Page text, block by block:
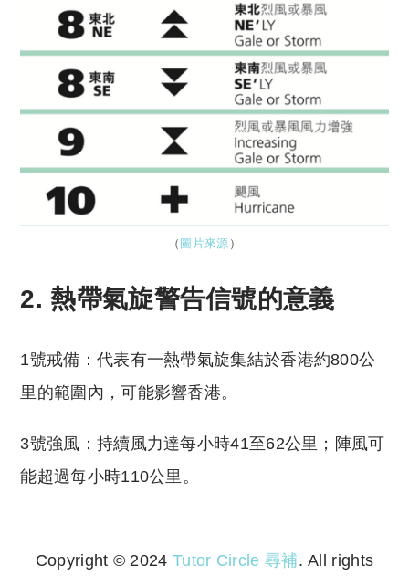
（ 圖片來源 ）
2. 熱帶氣旋警告信號的意義
1號戒備：代表有一熱帶氣旋集結於香港約800公
里的範圍內，可能影響香港。
3號強風：持續風力達每小時41至62公里；陣風可
能超過每小時110公里。
Copyright © 2024 Tutor Circle 尋補. All rights